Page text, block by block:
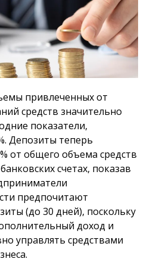
привлеченных от
средств значительно
показатели,
Депозиты теперь
от общего объема средств
счетах, показав
предпочитают
(до 30 дней), поскольку
доход и
управлять средствами